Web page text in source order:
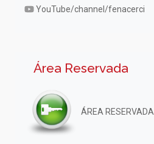
YouTube/channel/fenacerci
Área Reservada
ÁREA RESERVADA